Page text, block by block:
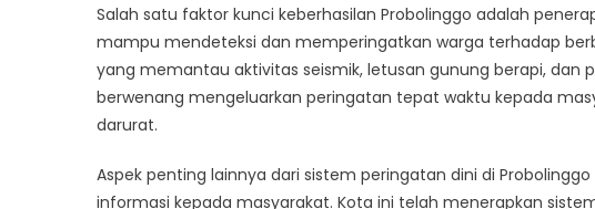
Salah satu faktor kunci keberhasilan Probolinggo adalah
mampu mendeteksi dan memperingatkan warga terhadap
yang memantau aktivitas seismik, letusan gunung berapi, dan
berwenang mengeluarkan peringatan tepat waktu kepada
darurat.
Aspek penting lainnya dari sistem peringatan dini di
informasi kepada masyarakat. Kota ini telah menerapkan